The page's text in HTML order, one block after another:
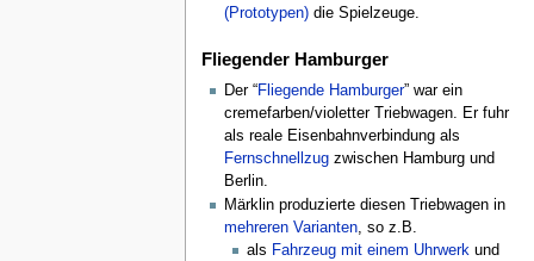
(Prototypen)die Spielzeuge.
Fliegender Hamburger
Der “Fliegende Hamburger” war ein
cremefarben/violetter Triebwagen. Er fuhr
als reale Eisenbahnverbindung als
Fernschnellzugzwischen Hamburg und
Berlin.
Märklin produzierte diesen Triebwagen in
mehreren Varianten, so z.B.
als Fahrzeug mit einem Uhrwerk und